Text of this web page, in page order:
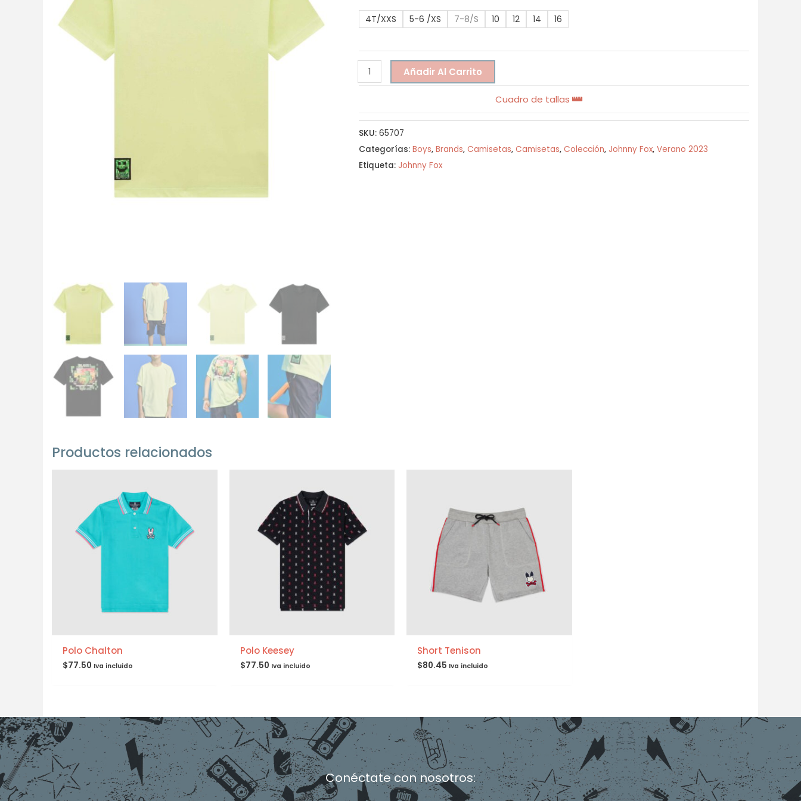
4T/XXS 5-6 /XS 7-8/S 10 12 14 16
Añadir Al Carrito
Cuadro de tallas
SKU: 65707
Categorías: Boys, Brands, Camisetas, Camisetas, Colección, Johnny Fox, Verano 2023
Etiqueta: Johnny Fox
Productos relacionados
Polo Chalton
$77.50 Iva incluido
Polo Keesey
$77.50 Iva incluido
Short Tenison
$80.45 Iva incluido
Conéctate con nosotros: